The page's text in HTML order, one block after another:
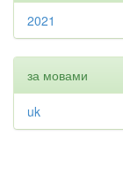
2021
за мовами
uk